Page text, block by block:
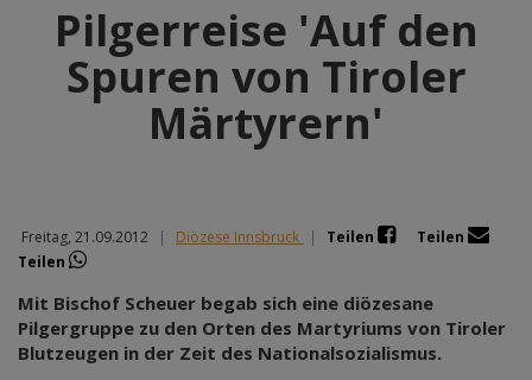
Pilgerreise 'Auf den
Spuren von Tiroler
Märtyrern'
Freitag, 21.09.2012 | Diözese Innsbruck | Teilen
Teilen
Teilen
Mit Bischof Scheuer begab sich eine diözesane
Pilgergruppe zu den Orten des Martyriums von Tiroler
Blutzeugen in der Zeit des Nationalsozialismus.